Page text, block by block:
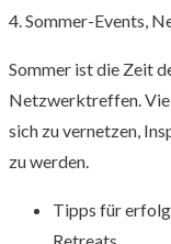
4. Sommer-Events,
Sommer ist die Zeit
Netzwerktreffen.
sich zu vernetzen,
zu werden.
Tipps für